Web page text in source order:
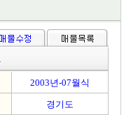
2003년-07월식
경기도